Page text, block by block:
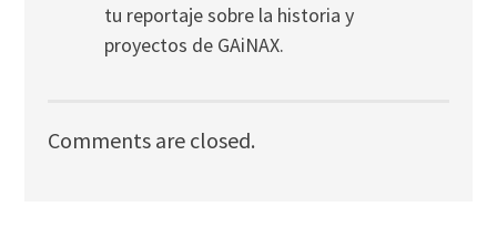
tu reportaje sobre la historia y
proyectos de GAiNAX.
Comments are closed.